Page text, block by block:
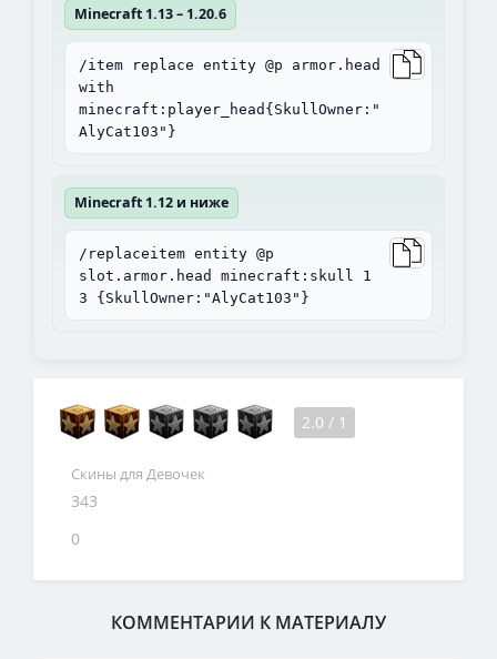
Minecraft 1.13 – 1.20.6
/item replace entity @p armor.head
with
minecraft:player_head{SkullOwner:"
AlyCat103"}
Minecraft 1.12 и ниже
/replaceitem entity @p
slot.armor.head minecraft:skull 1
3 {SkullOwner:"AlyCat103"}
2.0 / 1
Скины для Девочек
343
0
КОММЕНТАРИИ К МАТЕРИАЛУ